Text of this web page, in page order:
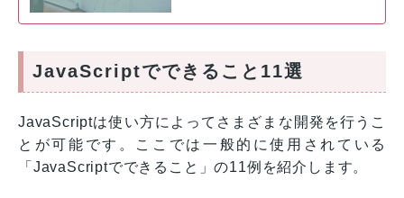
JavaScriptでできること11選
JavaScriptは使い方によってさまざまな開発を行うこ
とが可能です。ここでは一般的に使用されている
「JavaScriptでできること」の11例を紹介します。